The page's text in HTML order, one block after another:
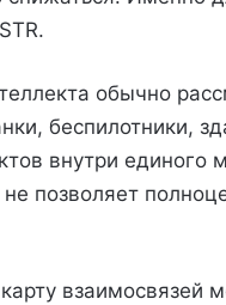
обычно
беспилотники,
внутри единого
позволяет
взаимосвязей